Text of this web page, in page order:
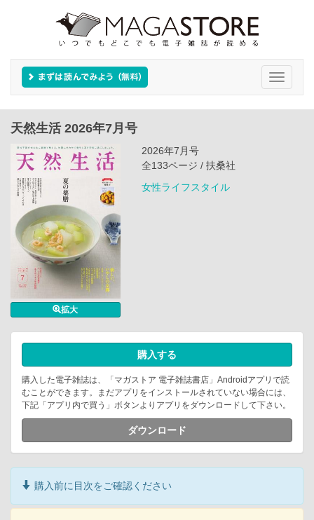
Toggle
天然生活 2026年7月号
拡大
2026年7月号
全133ページ / 扶桑社
女性ライフスタイル
購入する
購入した電子雑誌は、「マガストア 電子雑誌書店」Androidアプリで読
むことができます。まだアプリをインストールされていない場合には、
下記「アプリ内で買う」ボタンよりアプリをダウンロードして下さい。
ダウンロード
購入前に目次をご確認ください